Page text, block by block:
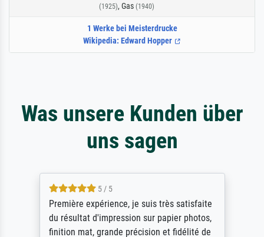
(1925), Gas (1940)
1 Werke bei Meisterdrucke
Wikipedia: Edward Hopper
Was unsere Kunden über
uns sagen
je suis très satisfaite
sur papier photos,
précision et fidélité de
ik beoordeel
Door de 69505
scrollen is echter